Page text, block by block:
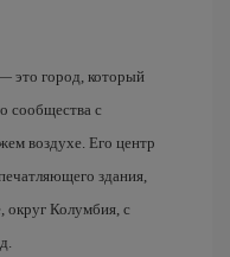
это город, который
сообщества с
воздухе. Его центр
здания,
Колумбия, с